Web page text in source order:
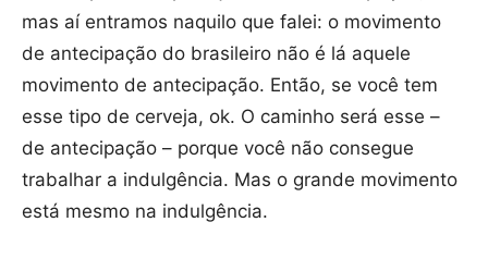
mas aí entramos naquilo que falei: o movimento
de antecipação do brasileiro não é lá aquele
movimento de antecipação. Então, se você tem
esse tipo de cerveja, ok. O caminho será esse –
de antecipação – porque você não consegue
trabalhar a indulgência. Mas o grande movimento
está mesmo na indulgência.